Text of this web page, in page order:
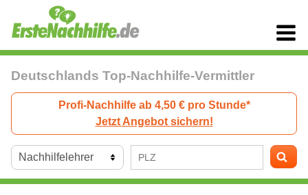
Deutschlands Top-Nachhilfe-Vermittler
Profi-Nachhilfe ab 4,50 € pro Stunde*
Jetzt Angebot sichern!